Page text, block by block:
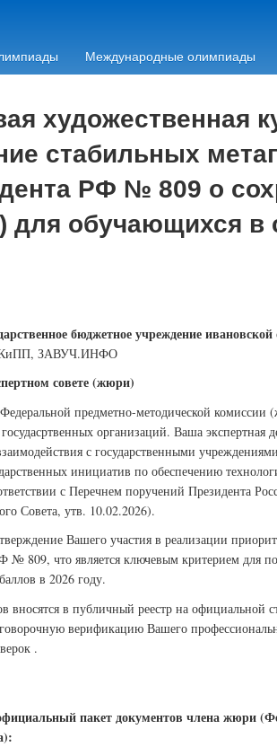
Международные олимпиады
художественная
стабильных
РФ № 809 о
для обучающихся в
бюджетное учреждение
ЗАВУЧ.ИНФО
совете (жюри)
предметно-методической комиссии
организаций. Ваша экспертная
с государственными
инициатив по обеспечению
с Перечнем поручений Президента
Совета, утв. 10.02.2026).
Вашего участия в реализации
№ 809, что является ключевым критерием для
в 2026 году.
вносятся в публичный реестр на официальной
верификацию Вашего
.
пакет документов члена жюри